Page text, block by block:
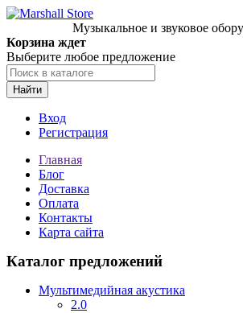
Музыкальное и звуковое
Корзина ждет
Выберите любое предложение
Найти
Вход
Регистрация
Главная
Блог
Доставка
Оплата
Контакты
Карта сайта
Каталог предложений
Мультимедийная акустика
2.0